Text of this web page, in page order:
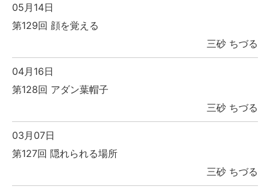
05月14日
第129回 顔を覚える
三砂 ちづる
04月16日
第128回 アダン葉帽子
三砂 ちづる
03月07日
第127回 隠れられる場所
三砂 ちづる